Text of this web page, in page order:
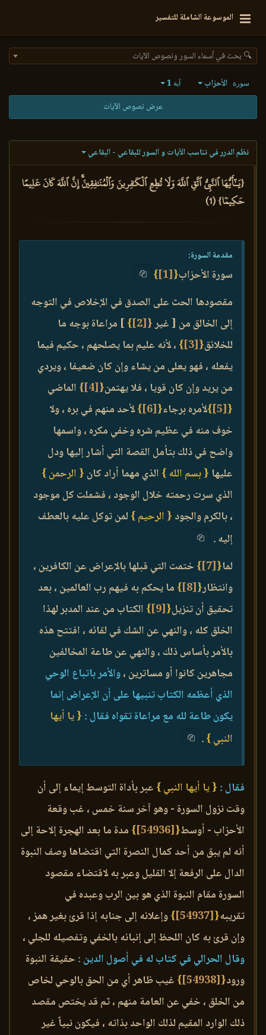
الموسوعة الشاملة للتفسير
🔍 بحث في أسماء السور ونصوص الآيات
سورة الأحزاب آية 1
عرض نصوص الآيات
نظم الدرر في تناسب الآيات و السور للبقاعي - البقاعي
{يَـٰٓأَيُّهَا ٱلنَّبِيُّ ٱتَّقِ ٱللَّهَ وَلَا تُطِعِ ٱلۡكَٰفِرِينَ وَٱلۡمُنَٰفِقِينَۚ إِنَّ ٱللَّهَ كَانَ عَلِيمًا
حَكِيمٗا} (1)
مقدمة السورة:
سورة الأحزاب{
[1]
}
مقصودها الحث على الصدق في الإخلاص في التوجه
إلى الخالق من [ غير{
[2]
} ] مراعاة بوجه ما
للخلائق{
[3]
} ، لأنه عليم بما يصلحهم ، حكيم فيما
يفعله ، فهو يعلى من يشاء وإن كان ضعيفا ، ويردي
من يريد وإن كان قويا ، فلا يهتمن{
[4]
} الماضي
{
[5]
}لأمره برجاء{
[6]
}لأحد منهم في بره ، ولا
خوف منه في عظيم شره وخفي مكره ، واسمها
واضح في ذلك بتأمل القصة التي أشار إليها ودل
عليها { بسم الله } الذي مهما أراد كان { الرحمن }
الذي سرت رحمته خلال الوجود ، فشملت كل موجود
، بالكرم والجود { الرحيم } لمن توكل عليه بالعطف
إليه .
لما{
[7]
} ختمت التي قبلها بالإعراض عن الكافرين ،
وانتظار{
[8]
} ما يحكم به فيهم رب العالمين ، بعد
تحقيق أن تنزيل{
[9]
} الكتاب من عند المدبر لهذا
الخلق كله ، والنهي عن الشك في لقائه ، افتتح هذه
بالأمر بأساس ذلك ، والنهي عن طاعة المخالفين
مجاهرين كانوا أو مساترين ،والأمر باتباع الوحي
الذي أعظمه الكتاب تنبيها على أن الإعراض إنما
يكون طاعة لله مع مراعاة تقواه فقال : { يا أيها
النبي }.
فقال : { يا أيها النبي } عبر بأداة التوسط إيماء إلى أن
وقت نزول السورة - وهو آخر سنة خمس ، غب وقعة
الأحزاب - أوسط{
[54936]
} مدة ما بعد الهجرة إلاحة إلى
أنه لم يبق من أحد كمال النصرة التي اقتضاها وصف النبوة
الدال على الرفعة إلا القليل وعبر به لاقتضاء مقصود
السورة مقام النبوة الذي هو بين الرب وعبده في
تقريبه{
[54937]
}وإعلائه إلى جنابه إذا قرئ بغير همز ،
وإن قرئ به كان اللحظ إلى إنبائه بالخفي وتفصيله للجلي ،
وقال الحرالي في كتاب له في أصول الدين : حقيقة النبوة
ورود{
[54938]
} غيب ظاهر أي من الحق بالوحي لخاص
من الخلق ، خفي عن العامة منهم ، ثم قد يختص مقصد
ذلك الوارد المقيم لذلك الواحد بذاته ، فيكون نبياً غير